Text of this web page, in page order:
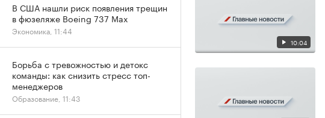
10:04
В США нашли риск появления трещин
в фюзеляже Boeing 737 Max
Экономика, 11:44
Борьба с тревожностью и детокс
команды: как снизить стресс топ-
менеджеров
Образование, 11:43